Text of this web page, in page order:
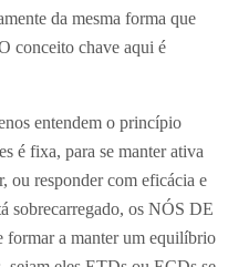
da mesma forma que
conceito chave aqui é
entendem o princípio
é fixa, para se manter ativa
ou responder com eficácia e
sobrecarregado, os NÓS DE
a manter um equilíbrio